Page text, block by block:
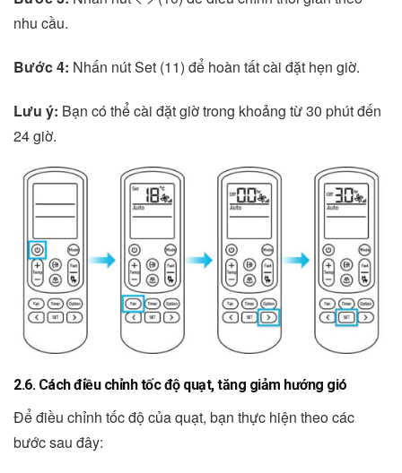
nhu cầu.
Bước 4: Nhấn nút Set (11) để hoàn tất cài đặt hẹn giờ.
Lưu ý: Bạn có thể cài đặt giờ trong khoảng từ 30 phút đến
24 giờ.
2.6. Cách điều chỉnh tốc độ quạt, tăng giảm hướng gió
Để điều chỉnh tốc độ của quạt, bạn thực hiện theo các
bước sau đây: